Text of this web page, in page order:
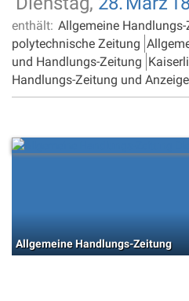
enthält: Allgemeine
polytechnische Zeitung
und Handlungs-Zeitung
Handlungs-Zeitung und
Allgemeine Handlungs-Zeitung